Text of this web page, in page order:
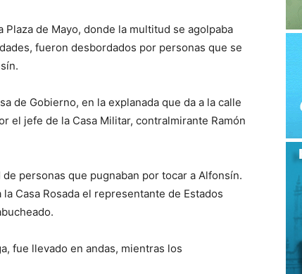
de Mayo, donde la multitud se agolpaba
fueron desbordados por personas que se
de Gobierno, en la explanada que da a la calle
el jefe de la Casa Militar, contralmirante Ramón
personas que pugnaban por tocar a Alfonsín.
Casa Rosada el representante de Estados
fue llevado en andas, mientras los